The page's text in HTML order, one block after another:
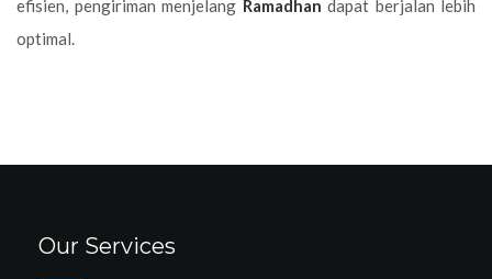
efisien, pengiriman menjelang Ramadhan dapat berjalan lebih
optimal.
Our Services